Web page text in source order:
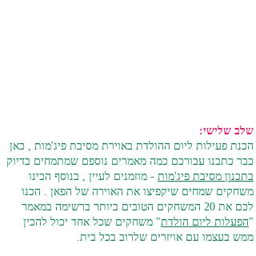
שלב שלישי:
הכנת פעילות ליום ההולדת באוירת מסיבת פיג'מות , כאן
כבר כתבנו עבורכם כמה מאמרים נוספם שמתמחים בדיוק
בתכנון מסיבת פיג'מות - מוזמנים לעיין , בנוסף הכינו
משחקים שמחים שיקפיצו את האוירה של הפאן . הכנו
לכם את 20 המשחקים הטובים ביותר ברשימה במאמר
"הפעלות ליום הולדת" משחקים שכל אחד יכול להכין
ממש בעצמו עם אויזרים שלרוב בכל בית.